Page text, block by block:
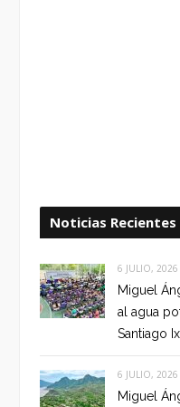
Noticias Recientes
6 JULIO, 2026
Miguel
al agua
Santiago
6 JULIO, 2026
Miguel